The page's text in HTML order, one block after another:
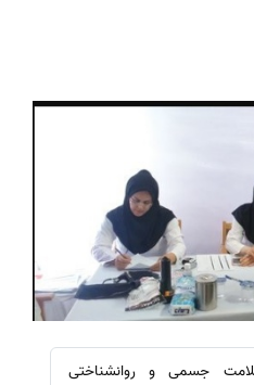
جسمی و روانشناختی